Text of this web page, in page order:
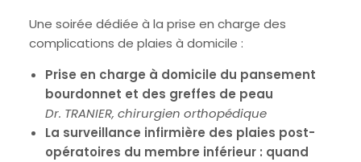
Une soirée dédiée à la prise en charge des
complications de plaies à domicile :
Prise en charge à domicile du pansement
bourdonnet et des greffes de peau
Dr. TRANIER, chirurgien orthopédique
La surveillance infirmière des plaies post-
opératoires du membre inférieur : quand